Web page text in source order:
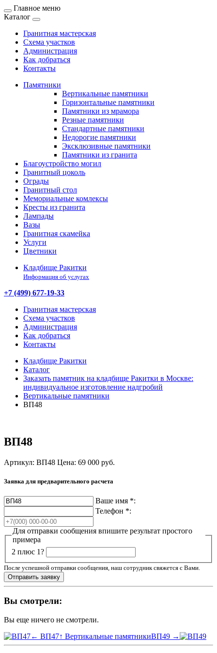
Главное меню
Каталог
Гранитная мастерская
Схема участков
Администрация
Как добраться
Контакты
Памятники
Вертикальные памятники
Горизонтальные памятники
Памятники из мрамора
Резные памятники
Стандартные памятники
Недорогие памятники
Эксклюзивные памятники
Памятники из гранита
Благоустройство могил
Гранитный цоколь
Ограды
Гранитный стол
Мемориальные комлексы
Кресты из гранита
Лампады
Вазы
Гранитная скамейка
Услуги
Цветники
Кладбище Ракитки
Информация об услугах
+7 (499) 677-19-33
Гранитная мастерская
Схема участков
Администрация
Как добраться
Контакты
Кладбище Ракитки
Каталог
Заказать памятник на кладбище Ракитки в Москве:
индивидуальное изготовление надгробий
Вертикальные памятники
ВП48
ВП48
Артикул: ВП48 Цена: 69 000 руб.
Заявка для предварительного расчета
Ваше имя *:
Телефон *:
Для отправки сообщения впишите результат простого
примера
2 плюс 1?
После успешной отправки сообщения, наш сотрудник свяжется с Вами.
Вы смотрели:
Вы еще ничего не смотрели.
← ВП47↑ Вертикальные памятникиВП49 →